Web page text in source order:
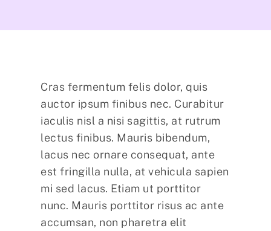
Cras fermentum felis dolor, quis
auctor ipsum finibus nec. Curabitur
iaculis nisl a nisi sagittis, at rutrum
lectus finibus. Mauris bibendum,
lacus nec ornare consequat, ante
est fringilla nulla, at vehicula sapien
mi sed lacus. Etiam ut porttitor
nunc. Mauris porttitor risus ac ante
accumsan, non pharetra elit